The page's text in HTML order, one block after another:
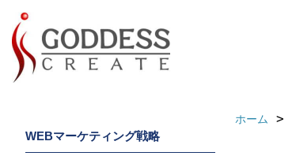
ホーム
WEBマーケティング戦略